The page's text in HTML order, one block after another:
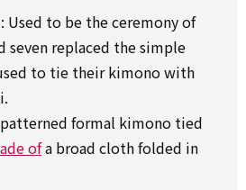
: Used to be the ceremony of
seven replaced the simple
to tie their kimonowith
formal kimono tied
ofa broad cloth folded in